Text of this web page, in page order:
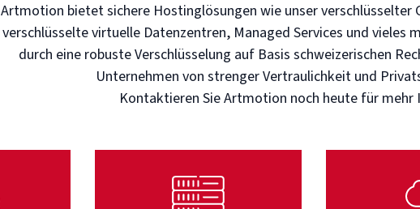
Artmotion bietet sichere Hostinglösungen wie unser verschlüsselter
verschlüsselte virtuelle Datenzentren, Managed Services und vieles
durch eine robuste Verschlüsselung auf Basis schweizerischen
Unternehmen von strenger Vertraulichkeit und
Kontaktieren Sie Artmotion noch heute für